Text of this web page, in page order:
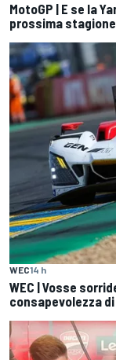
MotoGP | E se la
prossima
WEC14 h
WEC | Vosse
consapevolezza